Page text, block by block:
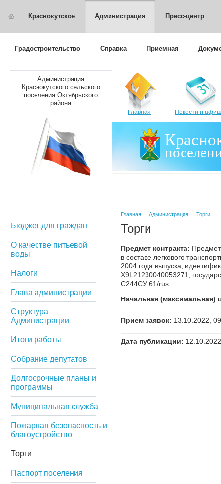
Краснокутское Администрация Пресс-центр
Градостроительство Справка Приемная
Администрация
Краснокутского сельского
поселения Октябрьского
района
Главная Новости и
Бюджет для граждан
О качестве питьевой
воды
Налоги
Глава администрации
Структура
Администрации
Итоги работы
Собрание депутатов
Долгосрочные планы и
программы
Муниципальная служба
Пожарная безопасность и
благоустройство
Торги
Паспорт поселения
Главная Администрация Торги
Торги
Предмет контракта:
в составе легкового
2004 года выпуска,
X9L21230040053271,
С244CУ 61/rus
Начальная (максимальная)
Прием заявок: 13.10.2022,
Дата публикации: